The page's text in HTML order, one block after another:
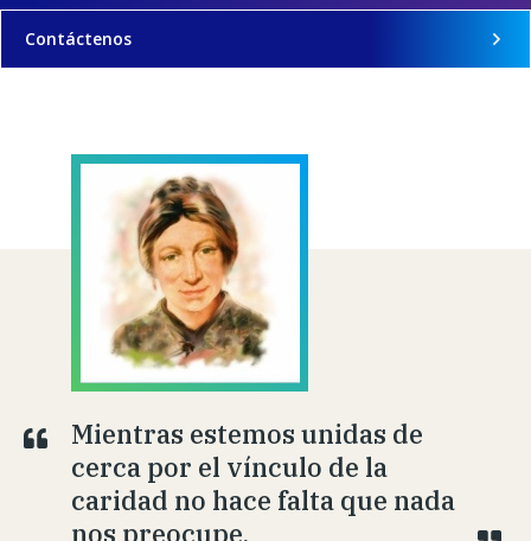
Contáctenos
Mientras estemos unidas de
cerca por el vínculo de la
caridad no hace falta que nada
nos preocupe.